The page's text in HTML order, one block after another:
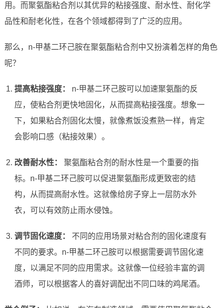
用。而聚氨酯粘合剂以其优异的粘接强度、耐水性、耐化学
品性和耐老化性，在各个领域都得到了广泛的应用。
那么，n-甲基二环己胺在聚氨酯粘合剂中又扮演着怎样的角色
呢？
提高粘接强度：
n-甲基二环己胺可以加速聚氨酯的反
应，使粘合剂更快地固化，从而提高粘接强度。想象一
下，如果粘合剂固化太慢，就像煮饭没煮熟一样，肯定
会影响口感（粘接效果）。
改善耐水性：
聚氨酯粘合剂的耐水性是一个重要的指
标。n-甲基二环己胺可以促进聚氨酯形成更致密的结
构，从而提高耐水性。这就像给房子穿上一层防水外
衣，可以有效防止雨水侵蚀。
调节固化速度：
不同的应用场景对粘合剂的固化速度有
不同的要求。n-甲基二环己胺可以根据需要调节固化速
度，以满足不同的应用需求。这就像一位经验丰富的调
酒师，可以根据客人的喜好调配出不同口味的鸡尾酒。